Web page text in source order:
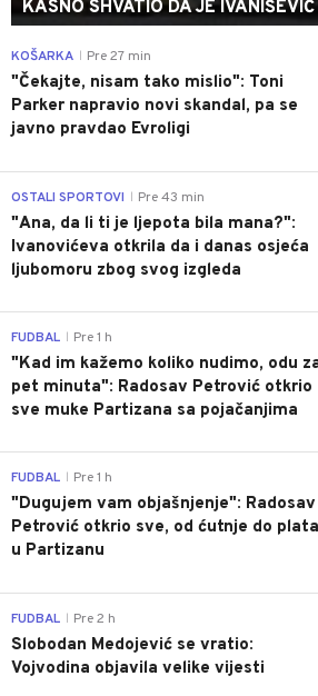
KASNO SHVATIO DA JE
KOŠARKA Pre 27 min
"Čekajte, nisam tako mislio": Toni
Parker napravio novi skandal, pa se
javno pravdao Evroligi
OSTALI SPORTOVI Pre 43 min
"Ana, da li ti je ljepota bila mana?":
Ivanovićeva otkrila da i danas osjeća
ljubomoru zbog svog izgleda
FUDBAL Pre 1 h
"Kad im kažemo koliko nudimo, odu
pet minuta": Radosav Petrović otkrio
sve muke Partizana sa pojačanjima
FUDBAL Pre 1 h
"Dugujem vam objašnjenje": Radosav
Petrović otkrio sve, od ćutnje do plata
u Partizanu
FUDBAL Pre 2 h
Slobodan Medojević se vratio:
Vojvodina objavila velike vijesti